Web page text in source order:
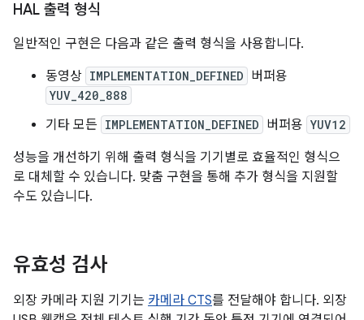
HAL 출력 형식
일반적인 구현은 다음과 같은 출력 형식을 사용합니다.
동영상 IMPLEMENTATION_DEFINED 버퍼용
YUV_420_888
기타 모든 IMPLEMENTATION_DEFINED 버퍼용 YUV12
성능을 개선하기 위해 출력 형식을 기기별로 효율적인 형식으
로 대체할 수 있습니다. 맞춤 구현을 통해 추가 형식을 지원할
수도 있습니다.
유효성 검사
외장 카메라 지원 기기는 카메라 CTS를 전달해야 합니다. 외장